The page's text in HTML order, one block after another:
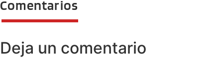
Comentarios
Deja un comentario